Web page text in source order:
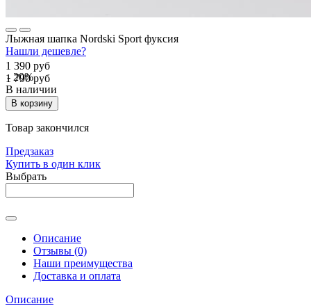
Лыжная шапка Nordski Sport фуксия
Нашли дешевле?
1 390 руб
1 790 руб
- 20%
В наличии
В корзину
Товар закончился
Предзаказ
Купить в один клик
Выбрать
Описание
Отзывы (0)
Наши преимущества
Доставка и оплата
Описание